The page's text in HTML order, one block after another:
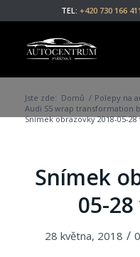
TEL: +420 730 166 411
Jste zde: Domů / Polepy na
Audi S5 wrap transformation
Snímek obrazovky 2018-05-28
Snímek
05-
28 května, 2018 /